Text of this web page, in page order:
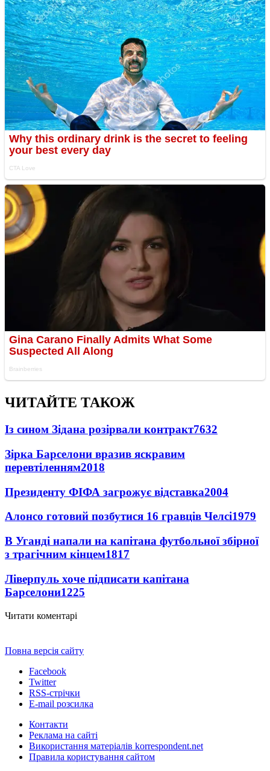
ЧИТАЙТЕ ТАКОЖ
Із сином Зідана розірвали контракт7632
Зірка Барселони вразив яскравим
перевтіленням2018
Президенту ФІФА загрожує відставка2004
Алонсо готовий позбутися 16 гравців Челсі1979
В Уганді напали на капітана футбольної збірної
з трагічним кінцем1817
Ліверпуль хоче підписати капітана
Барселони1225
Читати коментарі
Повна версія сайту
Facebook
Twitter
RSS-стрічки
E-mail розсилка
Контакти
Реклама на сайті
Використання матеріалів korrespondent.net
Правила користування сайтом